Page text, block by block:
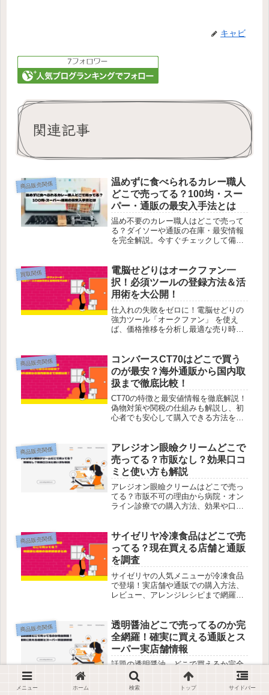
キャビ
関連記事
商品販売関係
温めずに食べられるカレー職人
どこで売ってる？100均・スー
パー・通販の最安入手法とは
温め不要のカレー職人はどこで売って
る？ダイソーや通販の在庫・最安情報
を完全解説。今すぐチェックして備蓄
買取関係
電脳せどりはオークファン一
択！必須ツールの登録方法＆活
用術を大公開！
仕入れの失敗をゼロに！電脳せどりの
強力ツール「オークファン」 を使え
ば、価格推移を分析し最適な売り時が
商品販売関係
コンバースCT70はどこで買う
のが最安？海外通販から国内取
扱まで徹底比較！
CT70の特徴と最安値情報を徹底解説！
偽物対策や関税の仕組みも解説し、初
心者でも安心して購入できる方法を紹
商品販売関係
アレジオン眼瞼クリームどこで
売ってる？市販なし？効果口コ
ミと使い方も解説
アレジオン眼瞼クリームはどこで売っ
てる？市販不可の理由から病院・オン
ライン診療での購入方法、効果や口コ
商品販売関係
サイゼリヤ冷凍食品はどこで売
ってる？現在買える店舗と通販
を調査
サイゼリヤの人気メニューが冷凍食品
で登場！実店舗や通販での購入方法、
レビュー、アレンジレシピまで網羅。
商品販売関係
透明醤油どこで売ってるのか完
全網羅！確実に買える通販とス
ーパー実店舗情報
話題の透明醤油、どこで買えるか完全
網羅！イオンやカルディ、Amazon情
報やリアルな口コミをチェックして、
お得に購入しましょう。
メニュー ホーム 検索 トップ サイドバー